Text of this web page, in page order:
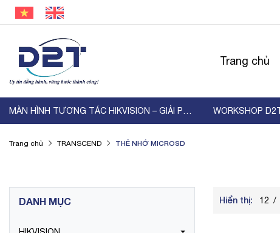
Trang chủ
MÀN HÌNH TƯƠNG TÁC HIKVISION – GIẢI PHÁP HIỂN ...
Trang chủ TRANSCEND THẺ NHỚ MICROSD
DANH MỤC Hiển thị: 12 /